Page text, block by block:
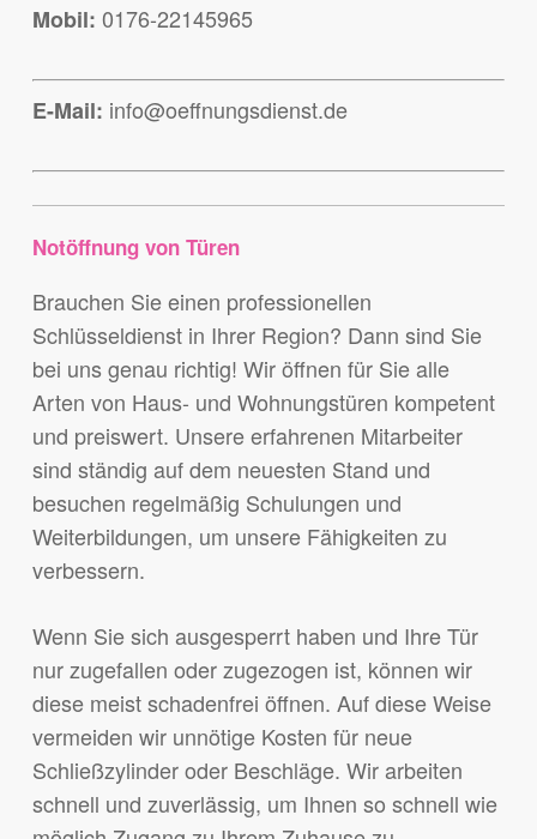
Mobil: 0176-22145965
E-Mail: info@oeffnungsdienst.de
Notöffnung von Türen
Brauchen Sie einen professionellen
Schlüsseldienst in Ihrer Region? Dann sind Sie
bei uns genau richtig! Wir öffnen für Sie alle
Arten von Haus- und Wohnungstüren kompetent
und preiswert. Unsere erfahrenen Mitarbeiter
sind ständig auf dem neuesten Stand und
besuchen regelmäßig Schulungen und
Weiterbildungen, um unsere Fähigkeiten zu
verbessern.
Wenn Sie sich ausgesperrt haben und Ihre Tür
nur zugefallen oder zugezogen ist, können wir
diese meist schadenfrei öffnen. Auf diese Weise
vermeiden wir unnötige Kosten für neue
Schließzylinder oder Beschläge. Wir arbeiten
schnell und zuverlässig, um Ihnen so schnell wie